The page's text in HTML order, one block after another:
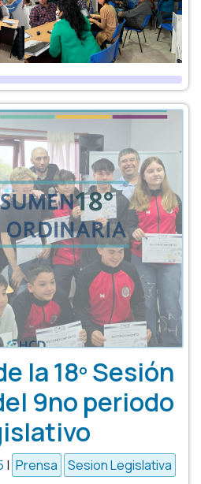
la 18º Sesión
9no periodo
| Prensa Sesion Legislativa